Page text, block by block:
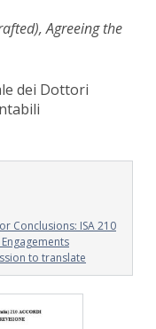
Agreeing the
dei Dottori
Conclusions: ISA 210
to translate